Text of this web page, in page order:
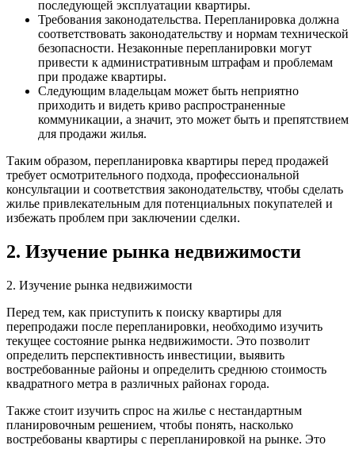
последующей эксплуатации квартиры.
Требования законодательства. Перепланировка должна
соответствовать законодательству и нормам технической
безопасности. Незаконные перепланировки могут
привести к административным штрафам и проблемам
при продаже квартиры.
Следующим владельцам может быть неприятно
приходить и видеть криво распространенные
коммуникации, а значит, это может быть и препятствием
для продажи жилья.
Таким образом, перепланировка квартиры перед продажей
требует осмотрительного подхода, профессиональной
консультации и соответствия законодательству, чтобы сделать
жилье привлекательным для потенциальных покупателей и
избежать проблем при заключении сделки.
2. Изучение рынка недвижимости
2. Изучение рынка недвижимости
Перед тем, как приступить к поиску квартиры для
перепродажи после перепланировки, необходимо изучить
текущее состояние рынка недвижимости. Это позволит
определить перспективность инвестиции, выявить
востребованные районы и определить среднюю стоимость
квадратного метра в различных районах города.
Также стоит изучить спрос на жилье с нестандартным
планировочным решением, чтобы понять, насколько
востребованы квартиры с перепланировкой на рынке. Это